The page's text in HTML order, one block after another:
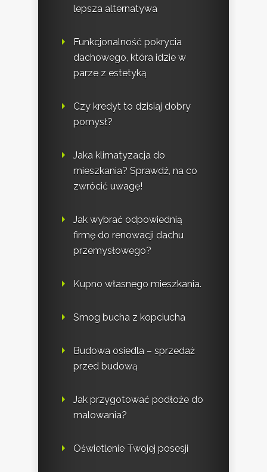
lepsza alternatywa
Funkcjonalność pokrycia
dachowego, która idzie w
parze z estetyką
Czy kredyt to dzisiaj dobry
pomysł?
Jaka klimatyzacja do
mieszkania? Sprawdź, na co
zwrócić uwagę!
Jak wybrać odpowiednią
firmę do renowacji dachu
przemysłowego?
Kupno własnego mieszkania.
Smog bucha z kopciucha
Budowa osiedla – sprzedaż
przed budową
Jak przygotować podłoże do
malowania?
Oświetlenie Twojej posesji